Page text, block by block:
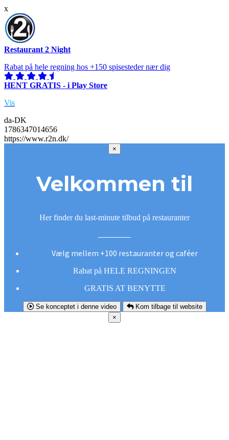
x
Restaurant 2 Night
Rabat på hele regning hos +150 spisesteder nær dig
HENT GRATIS - i Play Store
Vis
da-DK
1786347014656
https://www.r2n.dk/
×
Velkommen til
Her finder du last-minute tilbud på restauranter
Vælg mellem +100 restauranter og caféer
Rabat på HELE REGNINGEN
GRATIS AT BENYTTE
Se konceptet i denne video
Kom tilbage til website
×